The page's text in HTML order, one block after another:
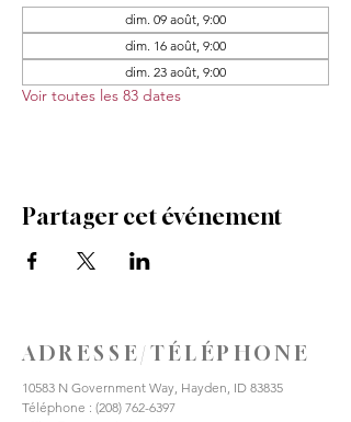
dim. 09 août, 9:00
dim. 16 août, 9:00
dim. 23 août, 9:00
Voir toutes les 83 dates
Partager cet événement
ADRESSE/TÉLÉPHONE
10583 N Government Way, Hayden, ID 83835
Téléphone : (208) 762-6397